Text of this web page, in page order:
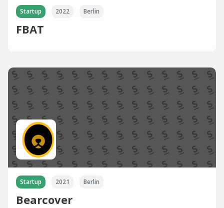
Startup 2022 Berlin
FBAT
Startup 2021 Berlin
Bearcover